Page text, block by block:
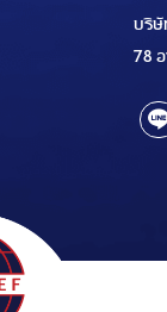
บริษั
78